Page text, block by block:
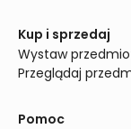
Kup i sprzedaj
Wystaw
Przeglądaj
Pomoc